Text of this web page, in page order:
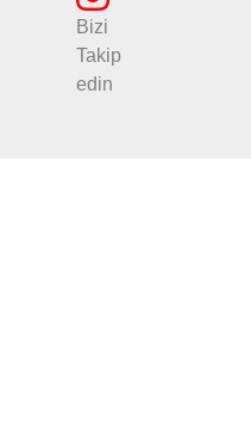
Bizi
Takip
edin